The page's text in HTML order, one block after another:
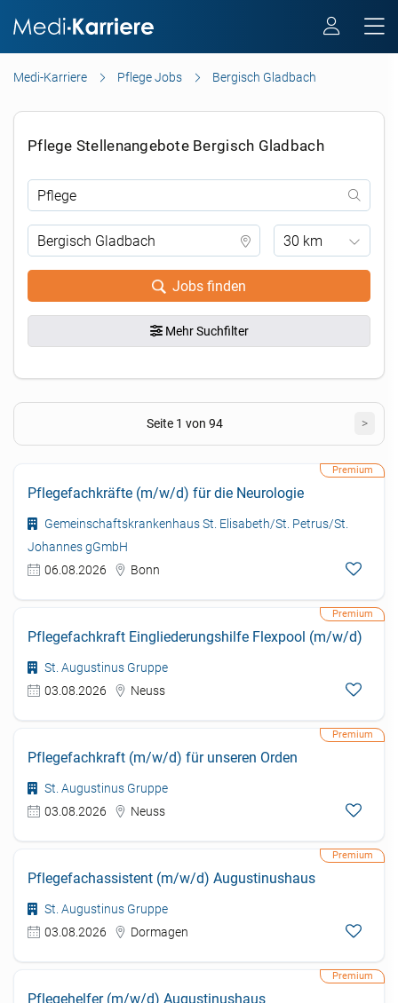
Medi-Karriere Pflege Jobs Bergisch Gladbach
Pflege Stellenangebote Bergisch Gladbach
30 km
Jobs finden
Mehr Suchfilter
Seite 1 von 94 >
Pflegefachkräfte (m/w/d) für die Neurologie
Gemeinschaftskrankenhaus St. Elisabeth/St. Petrus/St.
Johannes gGmbH
06.08.2026
Bonn
Pflegefachkraft Eingliederungshilfe Flexpool (m/w/d)
St. Augustinus Gruppe
03.08.2026
Neuss
Pflegefachkraft (m/w/d) für unseren Orden
St. Augustinus Gruppe
03.08.2026
Neuss
Pflegefachassistent (m/w/d) Augustinushaus
St. Augustinus Gruppe
03.08.2026
Dormagen
Pflegehelfer (m/w/d) Augustinushaus